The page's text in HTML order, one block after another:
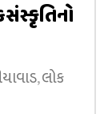
,લોક